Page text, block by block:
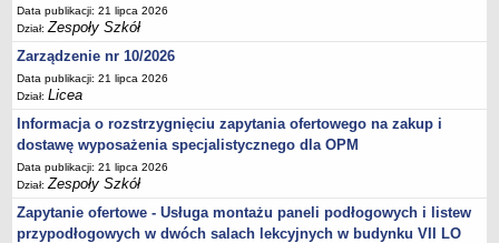
Data publikacji: 21 lipca 2026
Dział:Zespoły Szkół
Zarządzenie nr 10/2026
Data publikacji: 21 lipca 2026
Dział:Licea
Informacja o rozstrzygnięciu zapytania ofertowego na zakup i
dostawę wyposażenia specjalistycznego dla OPM
Data publikacji: 21 lipca 2026
Dział:Zespoły Szkół
Zapytanie ofertowe - Usługa montażu paneli podłogowych i listew
przypodłogowych w dwóch salach lekcyjnych w budynku VII LO